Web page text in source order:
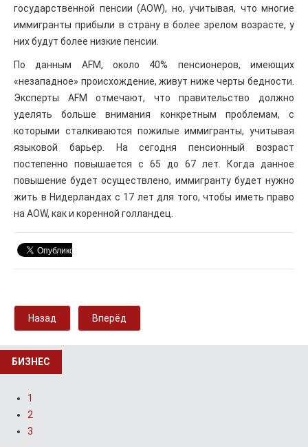
государственной пенсии (AOW), но, учитывая, что многие
иммигранты прибыли в страну в более зрелом возрасте, у
них будут более низкие пенсии.
По данным AFM, около 40% пенсионеров, имеющих
«незападное» происхождение, живут ниже черты бедности.
Эксперты AFM отмечают, что правительство должно
уделять больше внимания конкретным проблемам, с
которыми сталкиваются пожилые иммигранты, учитывая
языковой барьер. На сегодня пенсионный возраст
постепенно повышается с 65 до 67 лет. Когда данное
повышение будет осуществлено, иммигранту будет нужно
жить в Нидерландах с 17 лет для того, чтобы иметь право
на AOW, как и коренной голландец.
Назад Вперёд
БИЗНЕС
1
2
3